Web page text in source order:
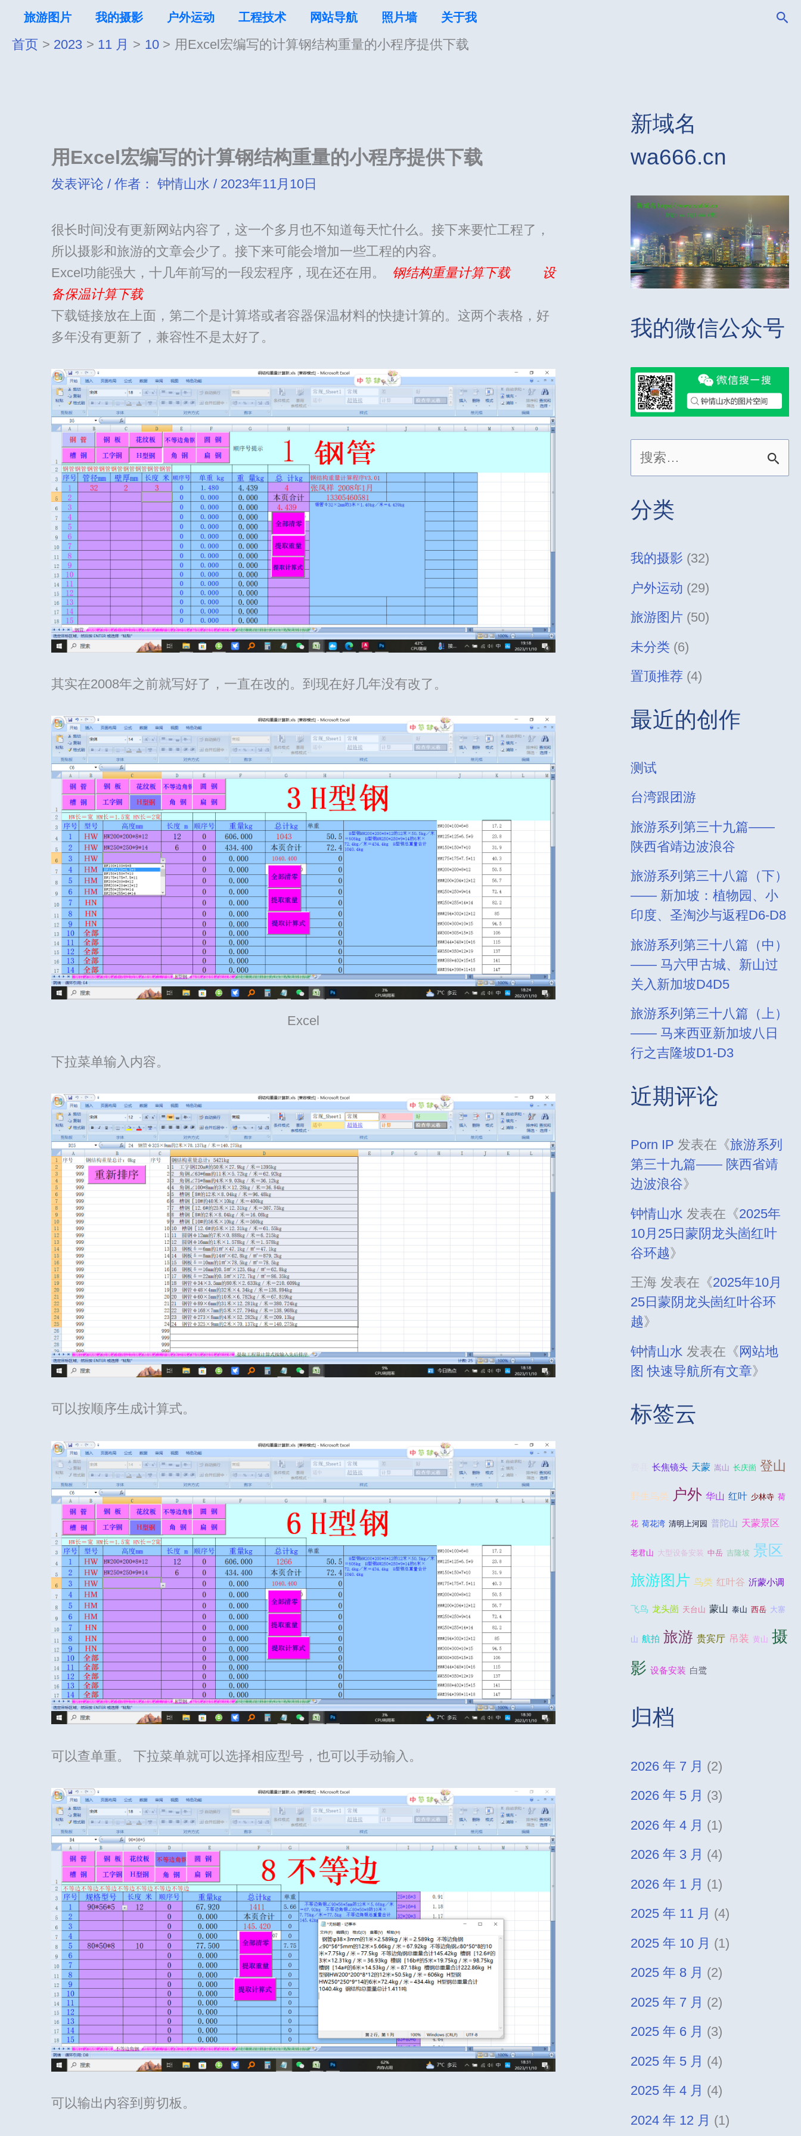
旅游图片 我的摄影 户外运动 工程技术 网站导航 照片墙 关于我
搜
首页 2023 11 月 10 用Excel宏编写的计算钢结构重量的小程序提供下载
用Excel宏编写的计算钢结构重量的小程序提供下载
发表评论 / 作者： 钟情山水 / 2023年11月10日
很长时间没有更新网站内容了，这一个多月也不知道每天忙什么。接下来要忙工程了，
所以摄影和旅游的文章会少了。接下来可能会增加一些工程的内容。
Excel功能强大，十几年前写的一段宏程序，现在还在用。
钢结构重量计算下载
设
备保温计算下载
下载链接放在上面，第二个是计算塔或者容器保温材料的快捷计算的。这两个表格，好
多年没有更新了，兼容性不是太好了。
其实在2008年之前就写好了，一直在改的。到现在好几年没有改了。
Excel
下拉菜单输入内容。
可以按顺序生成计算式。
可以查单重。 下拉菜单就可以选择相应型号，也可以手动输入。
可以输出内容到剪切板。
新域名
wa666.cn
我的微信公众号
搜
索
：
分类
我的摄影 (32)
户外运动 (29)
旅游图片 (50)
未分类 (6)
置顶推荐 (4)
最近的创作
测试
台湾跟团游
旅游系列第三十九篇——
陕西省靖边波浪谷
旅游系列第三十八篇（下）
—— 新加坡：植物园、小
印度、圣淘沙与返程D6-D8
旅游系列第三十八篇（中）
—— 马六甲古城、新山过
关入新加坡D4D5
旅游系列第三十八篇（上）
—— 马来西亚新加坡八日
行之吉隆坡D1-D3
近期评论
Porn IP 发表在《旅游系列
第三十九篇—— 陕西省靖
边波浪谷》
钟情山水 发表在《2025年
10月25日蒙阴龙头崮红叶
谷环越》
王海 发表在《2025年10月
25日蒙阴龙头崮红叶谷环
越》
钟情山水 发表在《网站地
图 快速导航所有文章》
标签云
长焦镜头 天蒙 嵩山 长庆崮 登山
野生鸟类 户外 华山 红叶 少林寺 荷
花 荷花湾 清明上河园 普陀山 天蒙景区
老君山 大型设备安装 中岳 吉隆坡 景区
旅游图片 鸟类 红叶谷 沂蒙小调
飞鸟 龙头崮 天台山 蒙山 泰山 西岳 大寨
山 航拍 旅游 贵宾厅 吊装 黄山 摄
影 设备安装 白鹭
归档
2026 年 7 月 (2)
2026 年 5 月 (3)
2026 年 4 月 (1)
2026 年 3 月 (4)
2026 年 1 月 (1)
2025 年 11 月 (4)
2025 年 10 月 (1)
2025 年 8 月 (2)
2025 年 7 月 (2)
2025 年 6 月 (3)
2025 年 5 月 (4)
2025 年 4 月 (4)
2024 年 12 月 (1)